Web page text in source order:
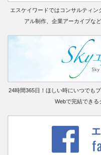
エスケイワードではコンサルティ
アル制作、企業アーカイブな
24時間365日！ほしい時にいつでも
Webで完結できる